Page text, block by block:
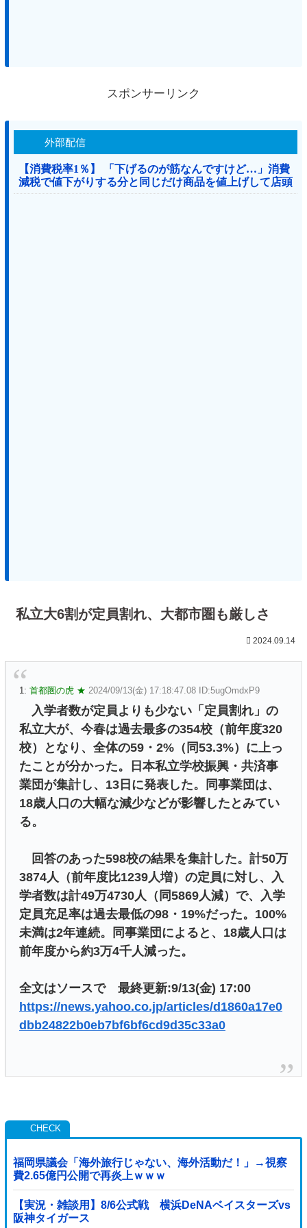
スポンサーリンク
外部配信
【消費税率1％】 「下げるのが筋なんですけど…」消費
減税で値下がりする分と同じだけ商品を値上げして店頭
価格を変えない店も
私立大6割が定員割れ、大都市圏も厳しさ
2024.09.14
1: 首都圏の虎 ★ 2024/09/13(金) 17:18:47.08 ID:5ugOmdxP9
入学者数が定員よりも少ない「定員割れ」の
私立大が、今春は過去最多の354校（前年度320
校）となり、全体の59・2%（同53.3%）に上っ
たことが分かった。日本私立学校振興・共済事
業団が集計し、13日に発表した。同事業団は、
18歳人口の大幅な減少などが影響したとみてい
る。
回答のあった598校の結果を集計した。計50万
3874人（前年度比1239人増）の定員に対し、入
学者数は計49万4730人（同5869人減）で、入学
定員充足率は過去最低の98・19%だった。100%
未満は2年連続。同事業団によると、18歳人口は
前年度から約3万4千人減った。
全文はソースで 最終更新:9/13(金) 17:00
https://news.yahoo.co.jp/articles/d1860a17e0
dbb24822b0eb7bf6bf6cd9d35c33a0
福岡県議会「海外旅行じゃない、海外活動だ！」→視察
費2.65億円公開で再炎上ｗｗｗ
【実況・雑談用】8/6公式戦 横浜DeNAベイスターズvs
阪神タイガース